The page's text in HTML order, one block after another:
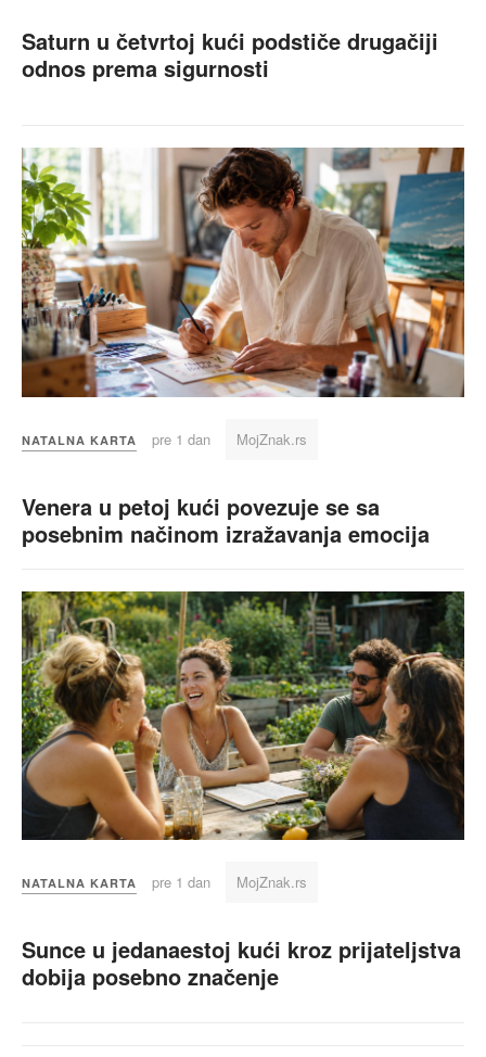
Saturn u četvrtoj kući podstiče drugačiji
odnos prema sigurnosti
NATALNA KARTA pre 1 dan MojZnak.rs
Venera u petoj kući povezuje se sa
posebnim načinom izražavanja emocija
NATALNA KARTA pre 1 dan MojZnak.rs
Sunce u jedanaestoj kući kroz prijateljstva
dobija posebno značenje